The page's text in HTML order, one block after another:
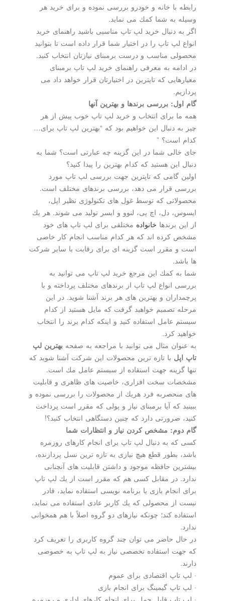
رابطه با خانه و خودرو بررسی نموده و برای خرید هر
وسیله به شما كمك می نماید.
اگر به دنبال خرید لپ تاپ مناسبی باشید راهنمای خرید
انواع لپ تاپ را در اختیار شما قرار داده است تا بتوانید
محصولی مناسب و درست برمبنای نیازتان انتخاب كنید.
در ادامه به معرفی راهنمای خرید لپ تاپ برمبنای
معیارهایی كه تاپترین در اختیارتان قرار خواهد داد می
گام اول: بررسی برندها و بهترین آنها
همه ما برای انتخاب و خرید لپ تاپ خوب پیش از هر
چیز به دنبال این خواهیم بود كه “بهترین لپ تاپ برای…
كدام است؟ ”
جای خالی شما در این گزینه چه عبارتی است؟ شما به
دنبال این هستید كه كدام بهترین را پیدا كنید؟
اولین گامی كه تاپترین جهت بررسی لپ تاپ مورد
بررسی قرار می دهد، بررسی برندهای مختلف است.
محصولاتی كه توسط غول های تكنولوژی نظیر اپل،
ایسوس، دل، اچ پی، لنوو و ایسر تولید می شوند. هر یك
از این برندهاخانوادهمختلفی برای لپ تاپ های خود
مشخص كرده اند كه هر كدام مناسب انجام كار خاصی
است و مقرر است گزینه ای برای رقابت با سایر شركت
شما به كمك این مرجع خرید لپ تاپ می توانید به
بررسی انواع لپ تاپ از برندهای مختلف پرداخته و با
پرچمداران و بهترین های هر برند آشنا شوید. در این
مرحله تصمیم خواهید گرفت كه مایل هستید از كدام
سیستم عامل استفاده كنید و اینكه كدام برند را انتخاب
خواهید كرد.
به عنوان مثال می توانید با مراجعه به صفحهبهترین لپ
با تازه ترین محصولات این شركت آشنا شوید كه
تنها گزینه جهت استفاده از سیستم عامل مك است.
مشخصات سخت افزاری، خاصیت های ظاهری و قابلیت
های منحصربه فرد هریك از محصولات را بررسی نموده و
ببینید كه آیا برمبنای نیاز و پولی كه مقرر است پرداخت
كنید، ضرورتی دارد كه چنین دستگاهی انتخاب كنید؟!
گام دوم: مشخص كردن نیاز و انتظارات شما
كسی كه به دنبال لپ تاپ برای انجام كارهای روزمره
باشد، بطور قطع هیچ نیازی به تازه ترین نسل پردازنده،
بیشترین حافظه موجود و داشتن قابلیت های آنچنانی
ندارد. در مقابل كسی هم كه مقرر است از یك لپ تاپ
برای انجام بازی یا برنامه نویسی استفاده نماید، قادر
نیست از محصولی كه یك كاربر عادی استفاده می نماید،
استفاده كند؛ چونكه نیازهای دو گروه اصلاً با هم همخوانی
در حال حاضر می توان چند گروه كاربری را تعریف كرد
كه جهت استفاده تخصصی نیاز به لپ تاپ به خصوصی
· لپ تاپ اقتصادی برای عموم
· لپ تاپ گیمینگ برای انجام بازی
· لپ تاپ قابل حمل برای انجام كارهای اداری و روزمره